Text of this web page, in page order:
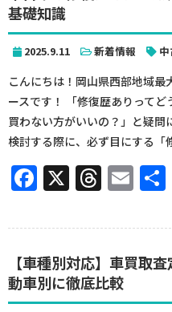
基礎知識
2025.9.11 新着情報
こんにちは！岡山県西部地域
ースです！ 「修復歴ありって
買わない方がいいの？」と疑問
検討する際に、必ず目にする
Facebook
X
【車種別対応】車買取
動車別に徹底比較